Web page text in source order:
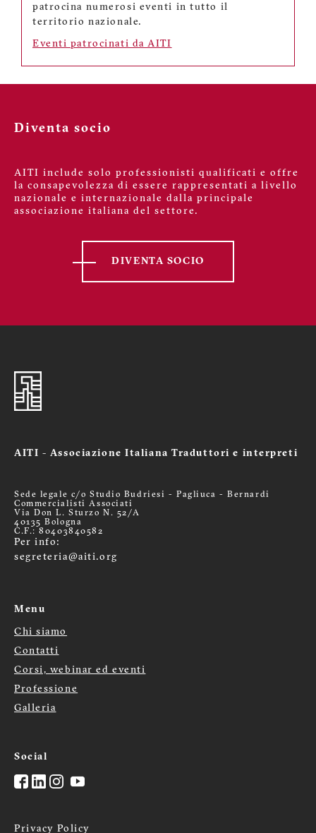
patrocina numerosi eventi in tutto il
territorio nazionale.
Eventi patrocinati da AITI
Diventa socio
AITI include solo professionisti qualificati e offre
la consapevolezza di essere rappresentati a livello
nazionale e internazionale dalla principale
associazione italiana del settore.
DIVENTA SOCIO
AITI - Associazione Italiana Traduttori e interpreti
Sede legale c/o Studio Budriesi - Pagliuca - Bernardi
Commercialisti Associati
Via Don L. Sturzo N. 52/A
40135 Bologna
C.F.: 80403840582
Per info:
segreteria@aiti.org
Menu
Menù
footer
Chi siamo
Contatti
Corsi, webinar ed eventi
Professione
Galleria
Social
Privacy Policy